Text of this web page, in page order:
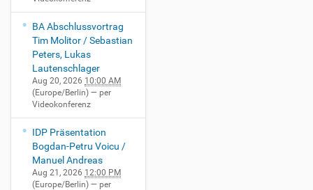
BA Abschlussvortrag
Tim Molitor / Sebastian
Peters, Lukas
Lautenschlager
Aug 20, 2026 10:00 AM
(Europe/Berlin) — per
Videokonferenz
IDP Präsentation
Bogdan-Petru Voicu /
Manuel Andreas
Aug 21, 2026 12:00 PM
(Europe/Berlin) — per